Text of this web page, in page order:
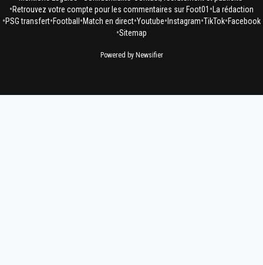
•Retrouvez votre compte pour les commentaires sur Foot01 •La rédaction
•PSG transfert•Football •Match en direct•Youtube• Instagram•TikTok•Facebook
•Sitemap
Powered by Newsifier